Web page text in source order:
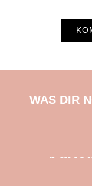
WAS DIR